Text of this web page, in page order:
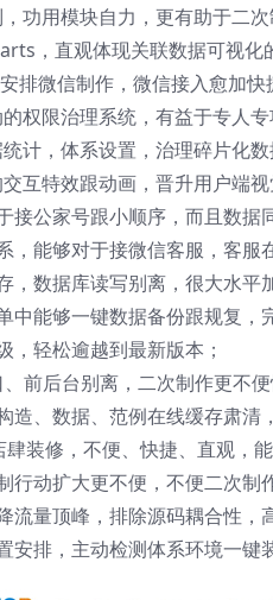
功用模块自力，更有助于二次
，直观体现关联数据可视
排微信制作，微信接入愈加快
权限治理系统，有益于专人专
计，体系设置，治理碎片化数
互特效跟动画，晋升用户端视
接公家号跟小顺序，而且数据
，能够对于接微信客服，客服
，数据库读写别离，很大水平
中能够一键数据备份跟规复，
，轻松逾越到最新版本；
前后台别离，二次制作更不便
造、数据、范例在线缓存肃清
装修，不便、快捷、直观，
行动扩大更不便，不便二次制
流量顶峰，排除源码耦合性，
安排，主动检测体系环境一键